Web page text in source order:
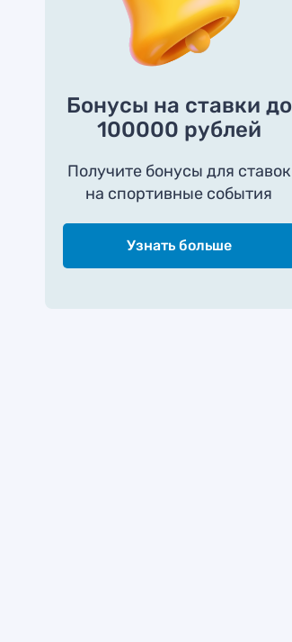
Бонусы на ставки до
100000 рублей
Получите бонусы для ставок
на спортивные события
Узнать больше